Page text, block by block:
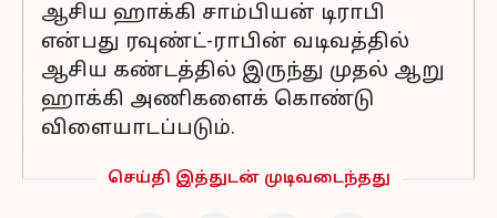
ஆசிய ஹாக்கி சாம்பியன் டிராபி
என்பது ரவுண்ட்-ராபின் வடிவத்தில்
ஆசிய கண்டத்தில் இருந்து முதல் ஆறு
ஹாக்கி அணிகளைக் கொண்டு
விளையாடப்படும்.
செய்தி இத்துடன் முடிவடைந்தது